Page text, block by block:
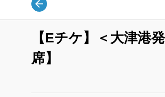
【Eチケ】＜大津港
席】